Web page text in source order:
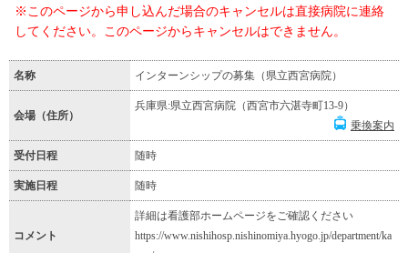
※このページから申し込んだ場合のキャンセルは直接病院に連絡
してください。このページからキャンセルはできません。
名称 インターンシップの募集（県立西宮病院）
会場（住所）
兵庫県:県立西宮病院（西宮市六湛寺町13-9）
乗換案内
受付日程 随時
実施日程 随時
コメント
詳細は看護部ホームページをご確認ください
https://www.nishihosp.nishinomiya.hyogo.jp/department/ka